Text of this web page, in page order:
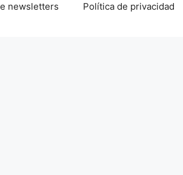
newsletters Política de privacidad